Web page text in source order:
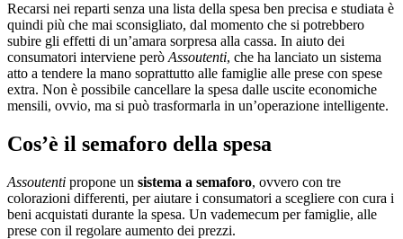
Recarsi nei reparti senza una lista della spesa ben precisa e studiata è
quindi più che mai sconsigliato, dal momento che si potrebbero
subire gli effetti di un’amara sorpresa alla cassa. In aiuto dei
consumatori interviene però Assoutenti, che ha lanciato un sistema
atto a tendere la mano soprattutto alle famiglie alle prese con spese
extra. Non è possibile cancellare la spesa dalle uscite economiche
mensili, ovvio, ma si può trasformarla in un’operazione intelligente.
Cos’è il semaforo della spesa
Assoutenti propone un sistema a semaforo, ovvero con tre
colorazioni differenti, per aiutare i consumatori a scegliere con cura i
beni acquistati durante la spesa. Un vademecum per famiglie, alle
prese con il regolare aumento dei prezzi.